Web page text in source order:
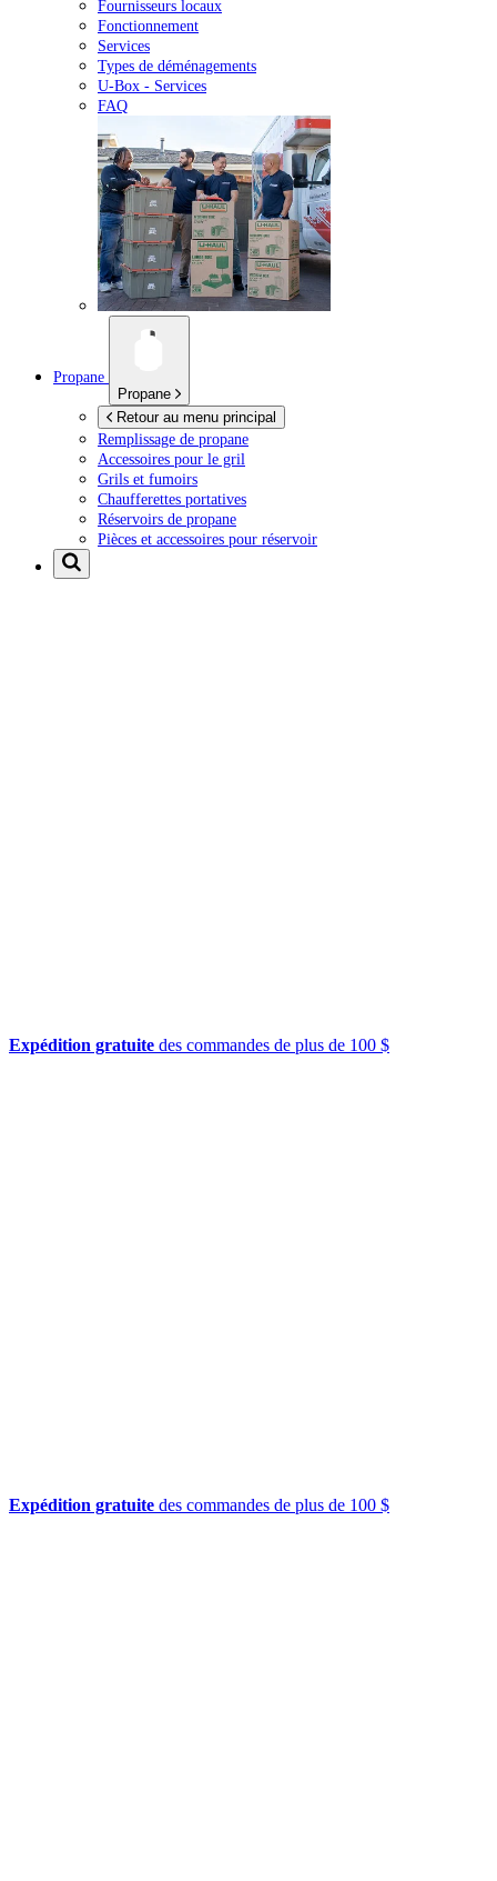
Fournisseurs locaux
Fonctionnement
Services
Types de déménagements
U-Box - Services
FAQ
Propane
Propane
Retour au menu principal
Remplissage de propane
Accessoires pour le gril
Grils et fumoirs
Chaufferettes portatives
Réservoirs de propane
Pièces et accessoires pour réservoir
Expédition gratuite des commandes de plus de 100 $
Expédition gratuite des commandes de plus de 100 $